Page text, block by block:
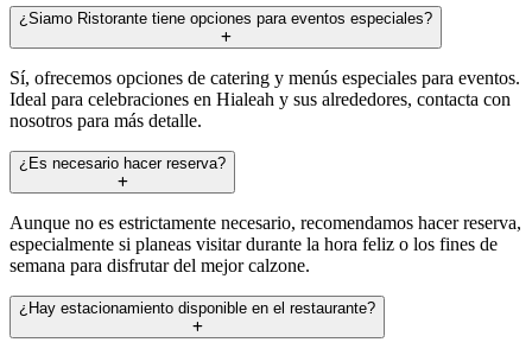
¿Siamo Ristorante tiene opciones para eventos especiales?
Sí, ofrecemos opciones de catering y menús especiales para eventos.
Ideal para celebraciones en Hialeah y sus alrededores, contacta con
nosotros para más detalle.
¿Es necesario hacer reserva?
Aunque no es estrictamente necesario, recomendamos hacer reserva,
especialmente si planeas visitar durante la hora feliz o los fines de
semana para disfrutar del mejor calzone.
¿Hay estacionamiento disponible en el restaurante?